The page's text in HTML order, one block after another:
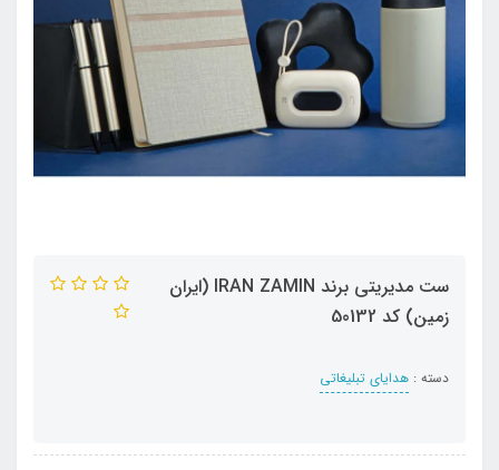
ست مدیریتی برند IRAN ZAMIN (ایران
زمین) کد 50132
دسته : هدایای تبلیغاتی